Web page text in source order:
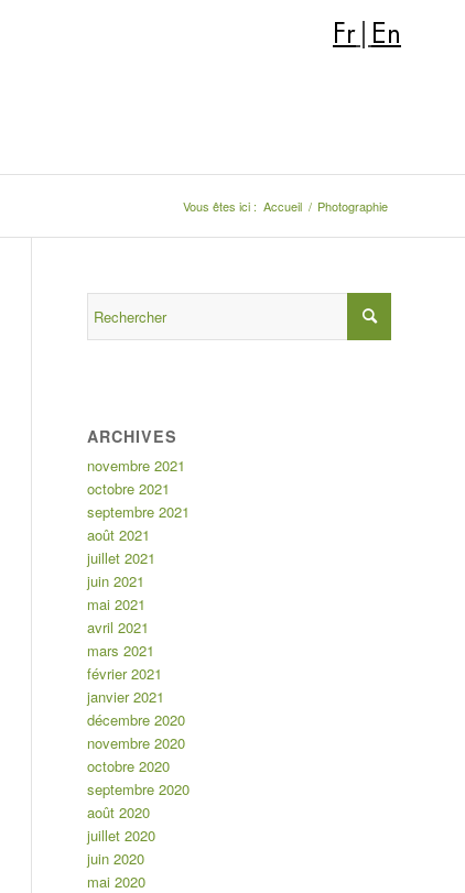
Fr En
Vous êtes ici : Accueil / Photographie
ARCHIVES
novembre 2021
octobre 2021
septembre 2021
août 2021
juillet 2021
juin 2021
mai 2021
avril 2021
mars 2021
février 2021
janvier 2021
décembre 2020
novembre 2020
octobre 2020
septembre 2020
août 2020
juillet 2020
juin 2020
mai 2020